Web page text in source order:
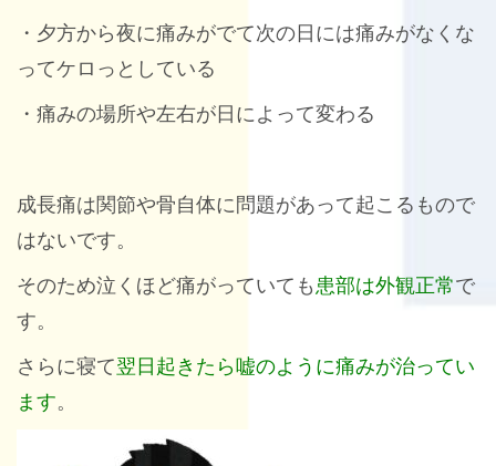
・夕方から夜に痛みがでて次の日には痛みがなくな
ってケロっとしている
・痛みの場所や左右が日によって変わる
成長痛は関節や骨自体に問題があって起こるもので
はないです。
そのため泣くほど痛がっていても患部は外観正常で
す。
さらに寝て翌日起きたら嘘のように痛みが治ってい
ます。